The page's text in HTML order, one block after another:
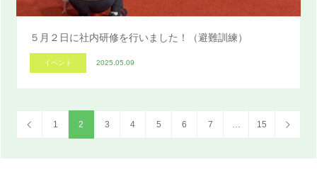
５月２日に社内研修を行いました！（避難訓練）
イベント 2025.05.09
1 2 3 4 5 6 7 … 15